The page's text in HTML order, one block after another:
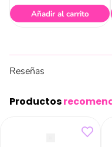
Añadir al carrito
Reseñas
Productos